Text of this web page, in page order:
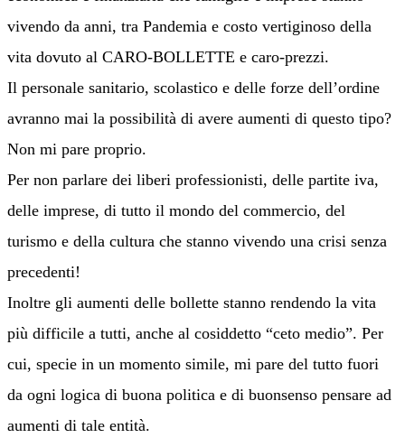
vivendo da anni, tra Pandemia e costo vertiginoso della
vita dovuto al CARO-BOLLETTE e caro-prezzi.
Il personale sanitario, scolastico e delle forze dell’ordine
avranno mai la possibilità di avere aumenti di questo tipo?
Non mi pare proprio.
Per non parlare dei liberi professionisti, delle partite iva,
delle imprese, di tutto il mondo del commercio, del
turismo e della cultura che stanno vivendo una crisi senza
precedenti!
Inoltre gli aumenti delle bollette stanno rendendo la vita
più difficile a tutti, anche al cosiddetto “ceto medio”. Per
cui, specie in un momento simile, mi pare del tutto fuori
da ogni logica di buona politica e di buonsenso pensare ad
aumenti di tale entità.